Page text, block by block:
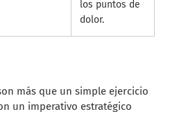
los puntos de
dolor.
más que un simple ejercicio
un imperativo estratégico